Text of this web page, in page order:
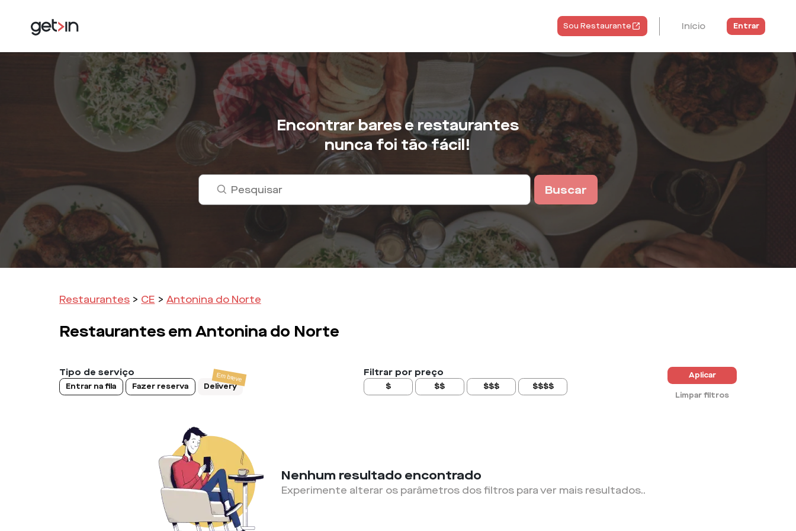
Sou Restaurante Início Entrar
Encontrar bares e restaurantes
nunca foi tão fácil!
Buscar
Restaurantes > CE > Antonina do Norte
Restaurantes em Antonina do Norte
Tipo de serviço
Entrar na fila Fazer reserva Delivery
Filtrar por preço
$ $$ $$$ $$$$
Aplicar
Limpar filtros
Nenhum resultado encontrado
Experimente alterar os parâmetros dos filtros para ver mais resultados..